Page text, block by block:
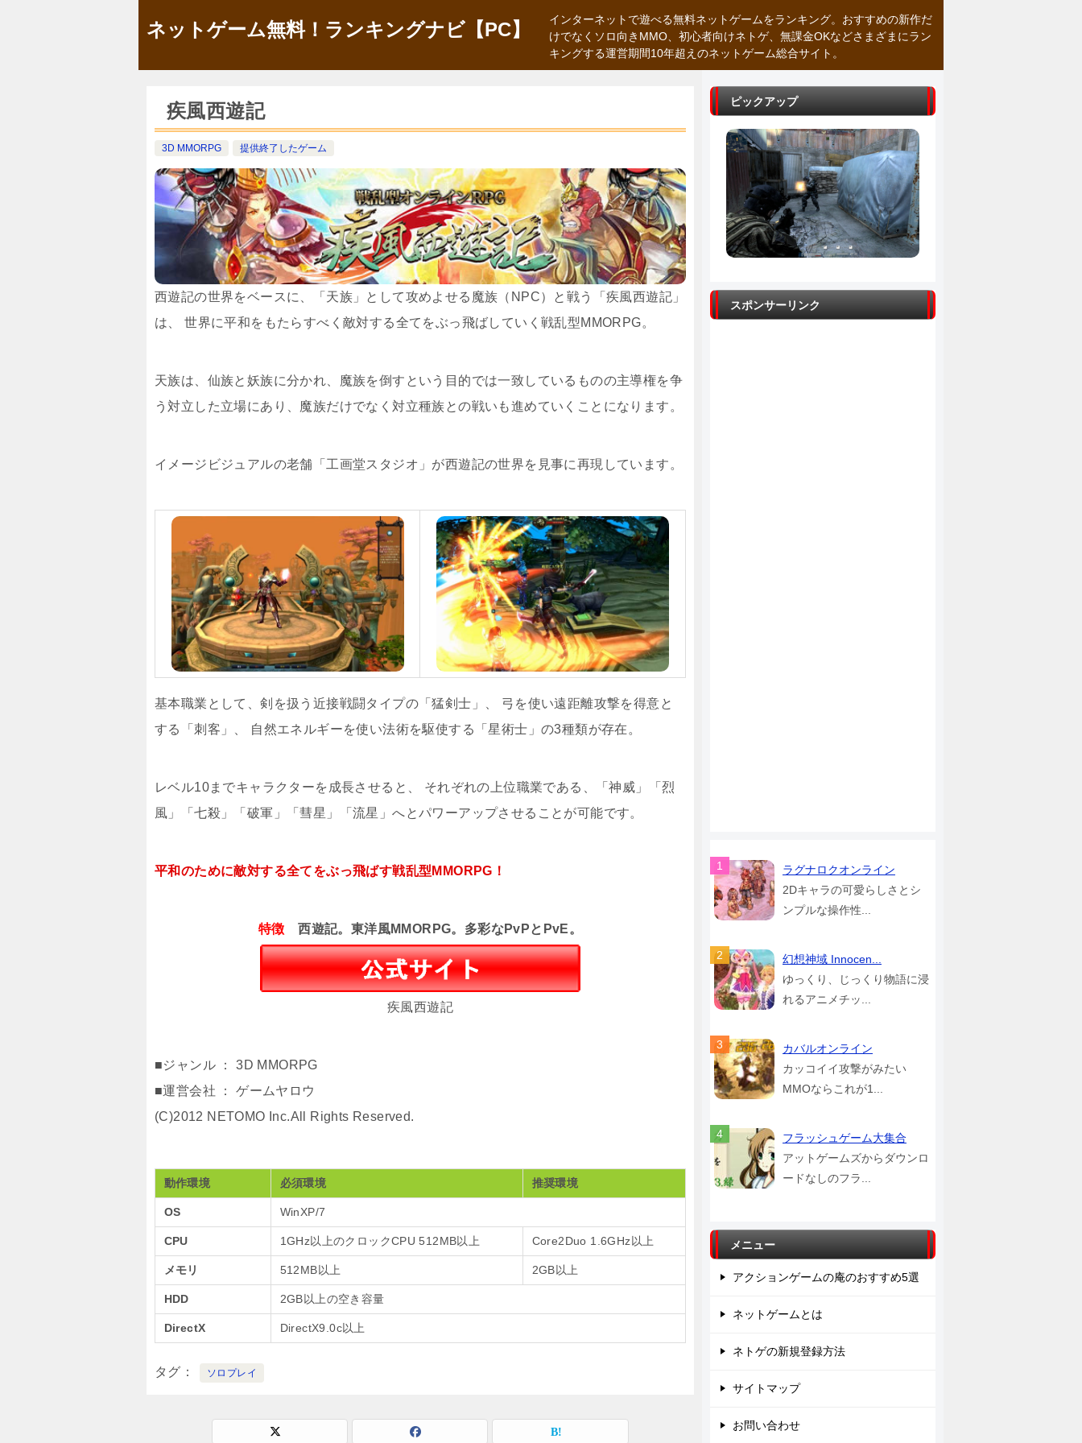
ネットゲーム無料！ランキングナビ【PC】
インターネットで遊べる無料ネットゲームをランキング。おすすめの新作だ
けでなくソロ向きMMO、初心者向けネトゲ、無課金OKなどさまざまにラン
キングする運営期間10年超えのネットゲーム総合サイト。
疾風西遊記
3D MMORPG 提供終了したゲーム
西遊記の世界をベースに、「天族」として攻めよせる魔族（NPC）と戦う「疾風西遊記」
は、 世界に平和をもたらすべく敵対する全てをぶっ飛ばしていく戦乱型MMORPG。
天族は、仙族と妖族に分かれ、魔族を倒すという目的では一致しているものの主導権を争
う対立した立場にあり、魔族だけでなく対立種族との戦いも進めていくことになります。
イメージビジュアルの老舗「工画堂スタジオ」が西遊記の世界を見事に再現しています。
基本職業として、剣を扱う近接戦闘タイプの「猛剣士」、 弓を使い遠距離攻撃を得意と
する「刺客」、 自然エネルギーを使い法術を駆使する「星術士」の3種類が存在。
レベル10までキャラクターを成長させると、 それぞれの上位職業である、「神威」「烈
風」「七殺」「破軍」「彗星」「流星」へとパワーアップさせることが可能です。
平和のために敵対する全てをぶっ飛ばす戦乱型MMORPG！
特徴 西遊記。東洋風MMORPG。多彩なPvPとPvE。
疾風西遊記
■ジャンル ： 3D MMORPG
■運営会社 ： ゲームヤロウ
(C)2012 NETOMO Inc.All Rights Reserved.
動作環境 必須環境 推奨環境
OS WinXP/7
CPU 1GHz以上のクロックCPU 512MB以上 Core2Duo 1.6GHz以上
メモリ 512MB以上 2GB以上
HDD 2GB以上の空き容量
DirectX DirectX9.0c以上
タグ ソロプレイ
ピックアップ
スポンサーリンク
ラグナロクオンライン
2Dキャラの可愛らしさとシ
ンプルな操作性...
幻想神域 Innocen...
ゆっくり、じっくり物語に浸
れるアニメチッ...
カバルオンライン
カッコイイ攻撃がみたい
MMOならこれが1...
フラッシュゲーム大集合
アットゲームズからダウンロ
ードなしのフラ...
メニュー
アクションゲームの庵のおすすめ5選
ネットゲームとは
ネトゲの新規登録方法
サイトマップ
お問い合わせ